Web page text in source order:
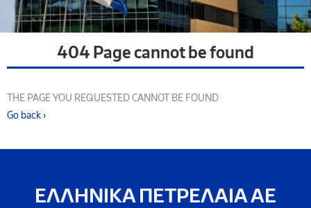
404 Page cannot be found
THE PAGE YOU REQUESTED CANNOT BE FOUND
Go back ›
ΕΛΛΗΝΙΚΑ ΠΕΤΡΕΛΑΙΑ ΑΕ